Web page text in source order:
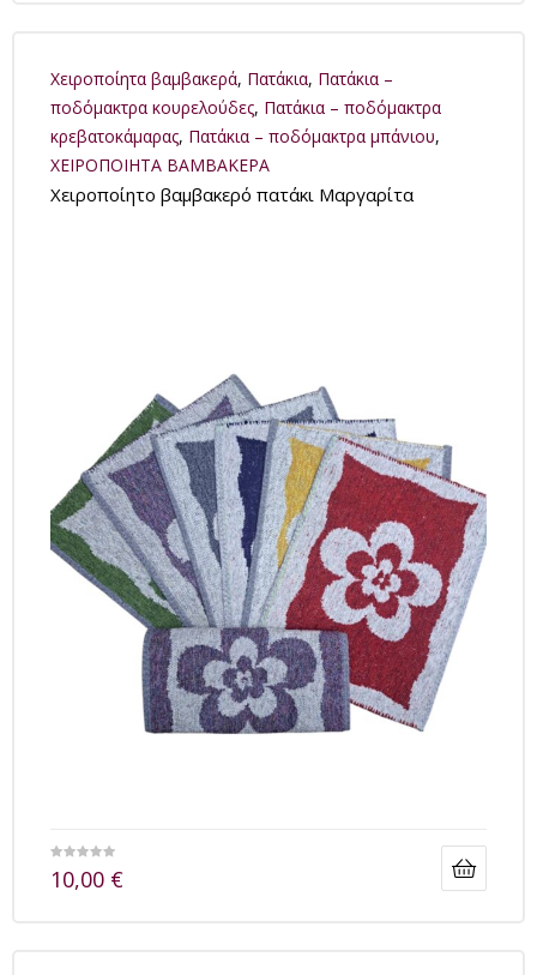
Xειροποίητα βαμβακερά, Πατάκια, Πατάκια –
ποδόμακτρα κουρελούδες, Πατάκια – ποδόμακτρα
κρεβατοκάμαρας, Πατάκια – ποδόμακτρα μπάνιου,
ΧΕΙΡΟΠΟΙΗΤΑ ΒΑΜΒΑΚΕΡΑ
Χειροποίητο βαμβακερό πατάκι Μαργαρίτα
10,00 €